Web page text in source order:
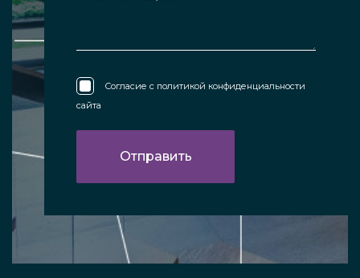
Согласие с политикой конфиденциальности
сайта